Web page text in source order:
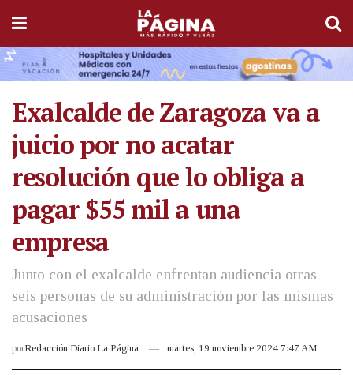
Exalcalde de Zaragoza va a
juicio por no acatar
resolución que lo obliga a
pagar $55 mil a una
empresa
Junto con el exalcalde enfrentan audiencia otras
seis personas de su administración por las mismas
acusaciones
porRedacción Diario La Página martes, 19 noviembre 2024 7:47 AM